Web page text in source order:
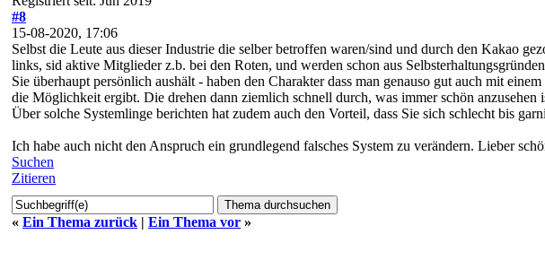
#8
15-08-2020, 17:06
Selbst die Leute aus dieser Industrie die selber betroffen waren/sind und durch den Kakao
links, sid aktive Mitglieder z.b. bei den Roten, und werden schon aus
Sie überhaupt persönlich aushält - haben den Charakter dass man genauso gut auch mit
die Möglichkeit ergibt. Die drehen dann ziemlich schnell durch, was immer schön anzusehen
Über solche Systemlinge berichten hat zudem auch den Vorteil, dass Sie sich schlecht bis
Ich habe auch nicht den Anspruch ein grundlegend falsches System zu verändern. Lieber
Suchen
Zitieren
« Ein Thema zurück | Ein Thema vor »